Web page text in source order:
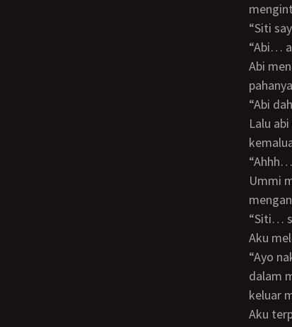
“Siti
Abi menarik rok abu-abu ummi hingga seperuti, sehingga daerah kewanitaan dan
“Abi
Lalu abi memasukkan tangannya ke dalam CD ummi dan mengusap-usapa
Ummi memberontak dan berlari ke atas tempat tidur. Disana abi menerkamnya dan
Aku
“Ayo nak… hisap batang abi…” ujar abi seraya memasukkan penis raksasanya ke
dalam
keluar
Aku